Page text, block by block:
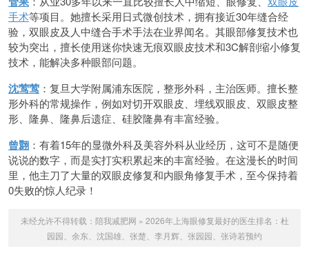
手术等项目。她擅长采用日式微创技术，拥有接近30年缝合经
验，双眼皮及人中缝合手术手法在业界闻名。其眼部修复技术也
较为突出，擅长使用迷你快速无痕双眼皮技术和3C解剖缩小修复
技术，能解决多种眼部问题。
沈莺莺 ：复旦大学附属浦东医院，整形外科，主治医师。擅长整
形外科的常规操作，例如对切开双眼皮、埋线双眼皮、双眼皮整
形、隆鼻、隆鼻后遗症、硅胶隆鼻有丰富经验。
曾翾 ：有着15年的显微外科及美容外科从业经历，这可不是随便
说说的数字，而是实打实积累起来的丰富经验。在这漫长的时间
里，他主刀了大量的双眼皮修复和内眼角修复手术，至今保持着
0失败的惊人纪录！
未经允许不得转载： 陪我减肥网 » 2026年上海眼修复最好的医生排名：杜
园园、余东、沈国雄、张楚、李月辉、张园园、张诗若预约